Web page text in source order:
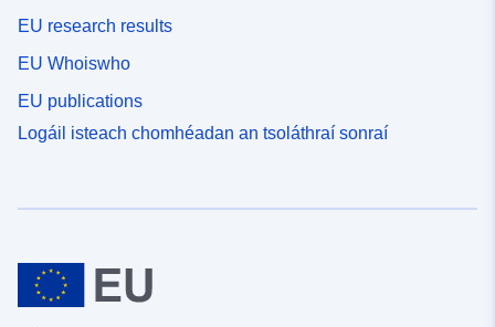
EU research results
EU Whoiswho
EU publications
Logáil isteach chomhéadan an tsoláthraí sonraí